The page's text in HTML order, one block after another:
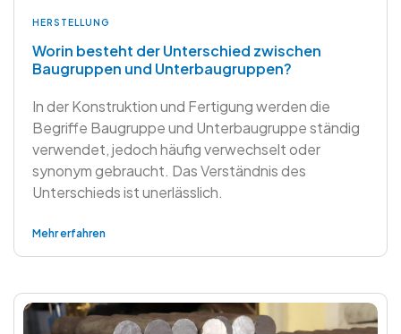
HERSTELLUNG
Worin besteht der Unterschied zwischen
Baugruppen und Unterbaugruppen?
In der Konstruktion und Fertigung werden die
Begriffe Baugruppe und Unterbaugruppe ständig
verwendet, jedoch häufig verwechselt oder
synonym gebraucht. Das Verständnis des
Unterschieds ist unerlässlich.
Mehr erfahren